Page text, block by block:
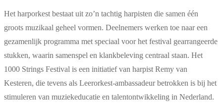
Het harporkest bestaat uit zo’n tachtig harpisten die samen één
groots muzikaal geheel vormen. Deelnemers werken toe naar een
gezamenlijk programma met speciaal voor het festival gearrangeerde
stukken, waarin samenspel en klankbeleving centraal staan. Het
1000 Strings Festival is een initiatief van harpist Remy van
Kesteren, die tevens als Leerorkest-ambassadeur betrokken is bij het
stimuleren van muziekeducatie en talentontwikkeling in Nederland.